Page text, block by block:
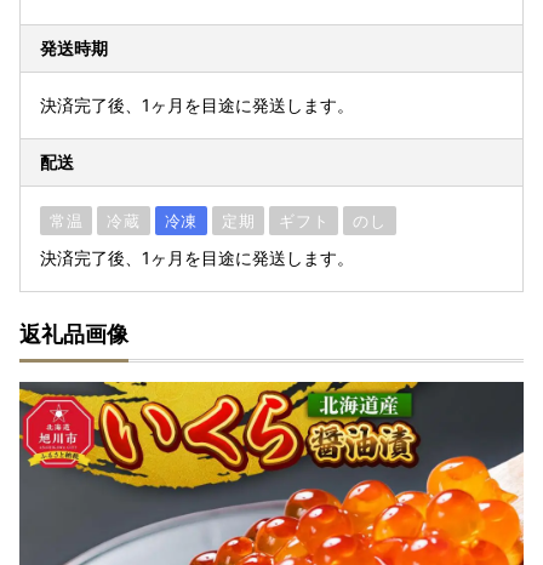
発送時期
決済完了後、1ヶ月を目途に発送します。
配送
常温 冷蔵 冷凍 定期 ギフト のし
決済完了後、1ヶ月を目途に発送します。
返礼品画像